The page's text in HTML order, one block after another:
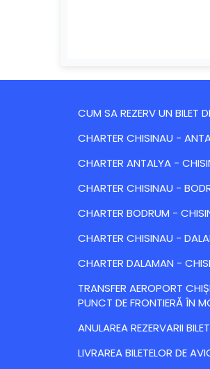
CUM SA REZERV UN BILET
CHARTER CHISINAU -
CHARTER ANTALYA -
CHARTER CHISINAU -
CHARTER BODRUM -
CHARTER CHISINAU -
CHARTER DALAMAN -
TRANSFER AEROPORT
PUNCT DE FRONTIERĂ ÎN
ANULAREA REZERVARII
LIVRAREA BILETELOR DE